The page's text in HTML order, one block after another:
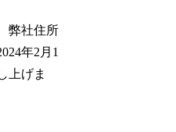
弊社住所
年2月1
上げま